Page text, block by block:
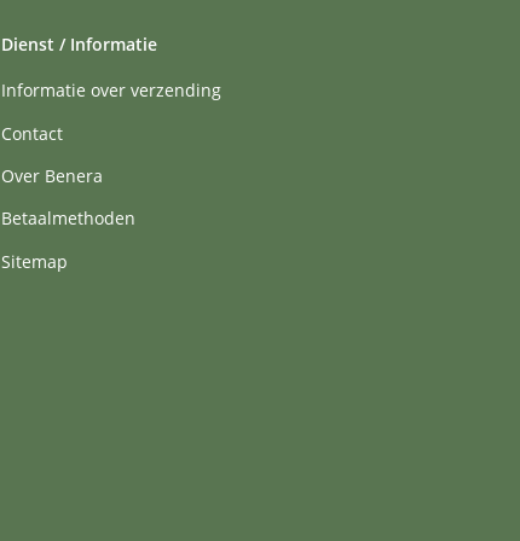
Dienst / Informatie
Informatie over verzending
Contact
Over Benera
Betaalmethoden
Sitemap